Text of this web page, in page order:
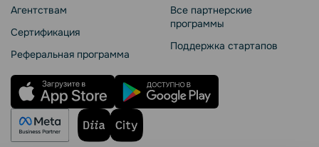
Агентствам
Сертификация
Реферальная программа
Все партнерские
программы
Поддержка стартапов